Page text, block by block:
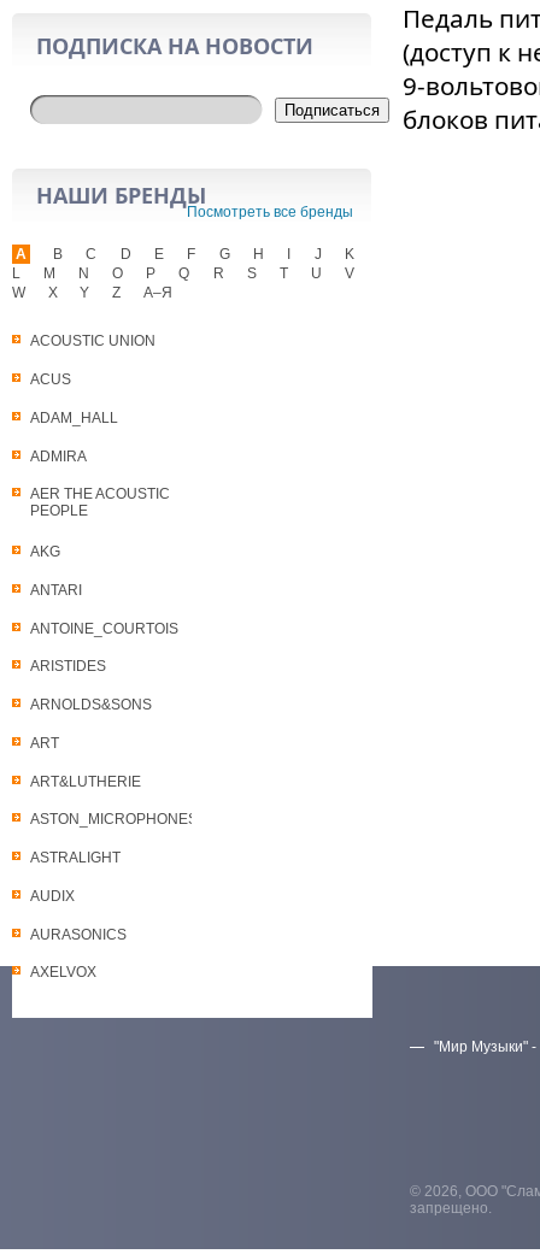
ПОДПИСКА НА НОВОСТИ
Подписаться
НАШИ БРЕНДЫ
Посмотреть все бренды
A
ACOUSTIC UNION
ACUS
ADAM_HALL
ADMIRA
AER THE ACOUSTIC
PEOPLE
AKG
ANTARI
ANTOINE_COURTOIS
ARISTIDES
ARNOLDS&SONS
ART
ART&LUTHERIE
ASTON_MICROPHONES
ASTRALIGHT
AUDIX
AURASONICS
AXELVOX
B C D E F G H J
K
L
M N O P Q R S T U
V
W
X Y Z А–Я
Педаль
(доступ к
9-
блоков
"Мир Музыки" -
© 2026, ООО
запрещено.